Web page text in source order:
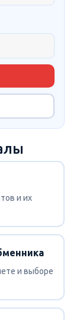
и их
и выборе